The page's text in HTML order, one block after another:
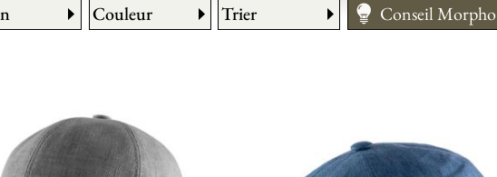
Couleur Trier
Conseil Morpho
Entretien